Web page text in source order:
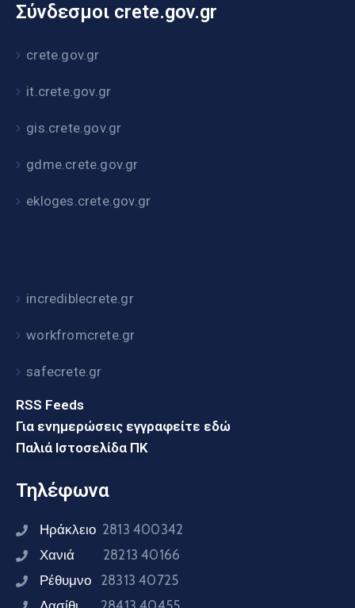
Σύνδεσμοι crete.gov.gr
crete.gov.gr
it.crete.gov.gr
gis.crete.gov.gr
gdme.crete.gov.gr
ekloges.crete.gov.gr
incrediblecrete.gr
workfromcrete.gr
safecrete.gr
RSS Feeds
Για ενημερώσεις εγγραφείτε εδώ
Παλιά Ιστοσελίδα ΠΚ
Τηλέφωνα
Ηράκλειο 2813 400342
Χανιά 28213 40166
Ρέθυμνο 28313 40725